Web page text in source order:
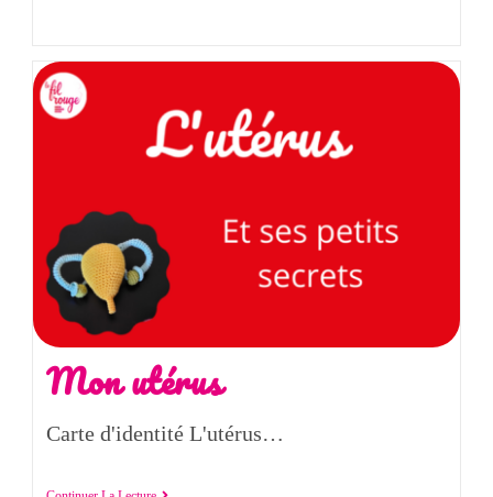
Mon utérus
Carte d'identité L'utérus…